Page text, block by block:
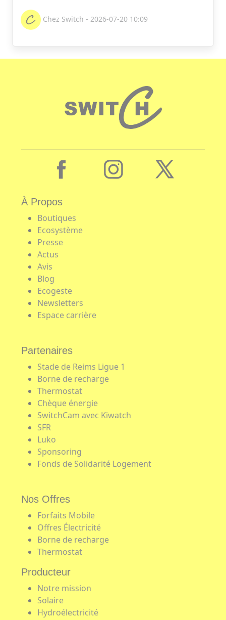
Chez Switch - 2026-07-20 10:09
À Propos
Boutiques
Ecosystème
Presse
Actus
Avis
Blog
Ecogeste
Newsletters
Espace carrière
Partenaires
Stade de Reims Ligue 1
Borne de recharge
Thermostat
Chèque énergie
SwitchCam avec Kiwatch
SFR
Luko
Sponsoring
Fonds de Solidarité Logement
Nos Offres
Forfaits Mobile
Offres Électricité
Borne de recharge
Thermostat
Producteur
Notre mission
Solaire
Hydroélectricité